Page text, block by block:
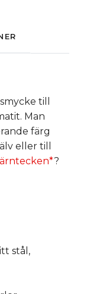
till
Man
färg
eller till
?
stål,